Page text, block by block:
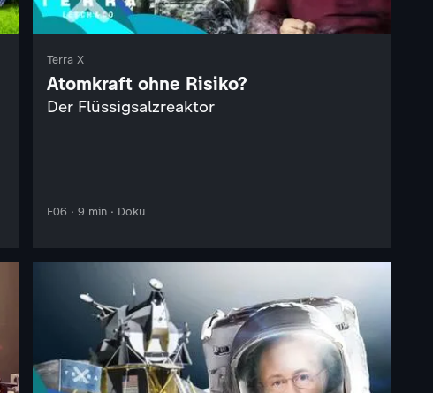
Terra X
Atomkraft ohne Risiko?
Der Flüssigsalzreaktor
F06 · 9 min · Doku